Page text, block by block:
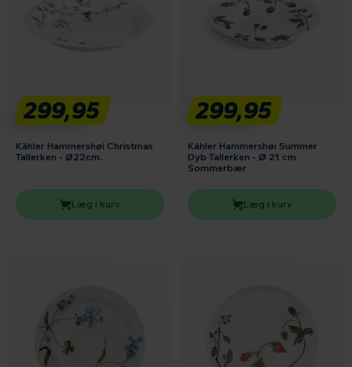
299,95
Kähler Hammershøi Christmas
Tallerken - Ø22cm.
Læg i kurv
299,95
Kähler Hammershøi Summer
Dyb Tallerken - Ø 21 cm
Sommerbær
Læg i kurv